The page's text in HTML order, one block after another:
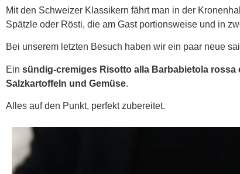
Mit den Schweizer Klassikern fährt man in der
Spätzle oder Rösti, die am Gast portionsweise und in
Bei unserem letzten Besuch haben wir ein paar neue
Ein sündig-cremiges Risotto alla Barbabietola rossa
Salzkartoffeln und Gemüse.
Alles auf den Punkt, perfekt zubereitet.